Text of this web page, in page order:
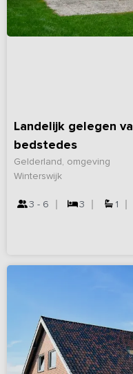
Landelijk gelegen
bedstedes
Gelderland, omgeving
Winterswijk
3 - 6 3 1